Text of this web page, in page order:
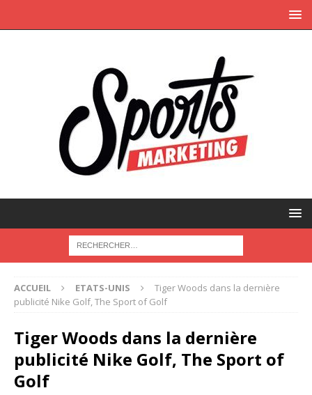
ACCUEIL ETATS-UNIS
Tiger Woods dans la dernière
publicité Nike Golf, The Sport of Golf
Tiger Woods dans la dernière
publicité Nike Golf, The Sport of
Golf